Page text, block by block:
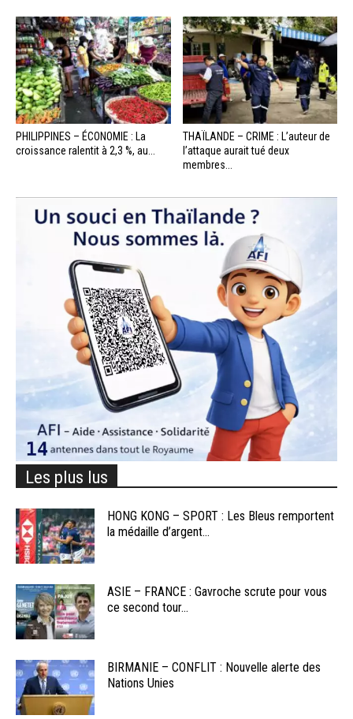
PHILIPPINES – ÉCONOMIE : La
croissance ralentit à 2,3 %, au...
THAÏLANDE – CRIME : L’auteur de
l’attaque aurait tué deux
membres...
Les plus lus
HONG KONG – SPORT : Les Bleus remportent
la médaille d’argent...
ASIE – FRANCE : Gavroche scrute pour vous
ce second tour...
BIRMANIE – CONFLIT : Nouvelle alerte des
Nations Unies